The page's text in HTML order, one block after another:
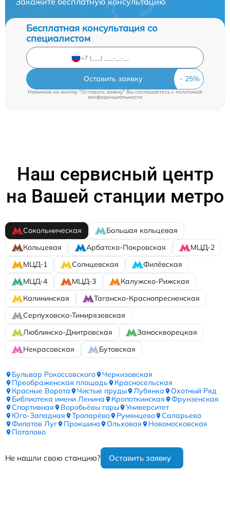
Бесплатная консультация со
специалистом
Оставить заявку
Нажимая на кнопку "Оставить заявку" Вы соглашаетесь c политикой
конфиденциальности
Наш сервисный центр
на Вашей станции метро
Сокольническая
Большая кольцевая
Кольцевая
Арбатско-Покровская
МЦД-2
МЦД-1
Солнцевская
Филёвская
МЦД-4
МЦД-3
Калужско-Рижская
Калининская
Таганско-Краснопресненская
Серпуховско-Тимирязевская
Люблинско-Дмитровская
Замоскворецкая
Некрасовская
Бутовская
Бульвар Рокоссовского
Черкизовская
Преображенская площадь
Красносельская
Красные Ворота
Чистые пруды Лубянка
Охотный Ряд
Библиотека имени Ленина
Кропоткинская
Фрунзенская
Спортивная
Воробьёвы горы
Университет
Юго-Западная
Тропарёво Румянцево
Саларьево
Филатов Луг
Прокшино Ольховая
Новомосковская
Потапово
Не нашли свою станцию? Оставить заявку